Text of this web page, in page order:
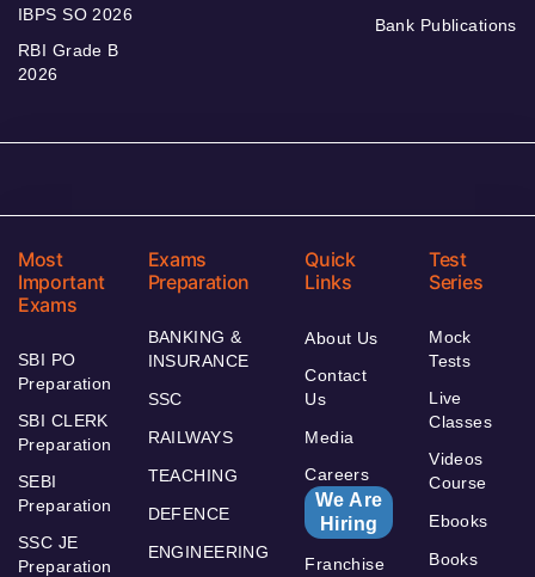
IBPS SO 2026
RBI Grade B
2026
Bank Publications
Most
Important
Exams
SBI PO
Preparation
SBI CLERK
Preparation
SEBI
Preparation
SSC JE
Preparation
Exams
Preparation
BANKING &
INSURANCE
SSC
RAILWAYS
TEACHING
DEFENCE
ENGINEERING
Quick
Links
About Us
Contact
Us
Media
Careers
We Are
Hiring
Franchise
Test
Series
Mock
Tests
Live
Classes
Videos
Course
Ebooks
Books